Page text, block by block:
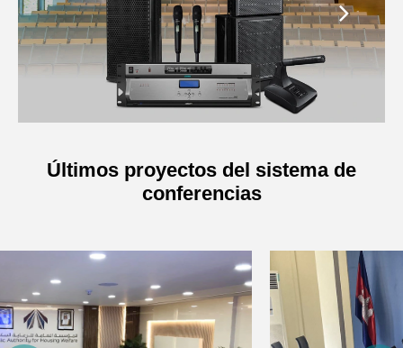
Últimos proyectos del sistema de
conferencias